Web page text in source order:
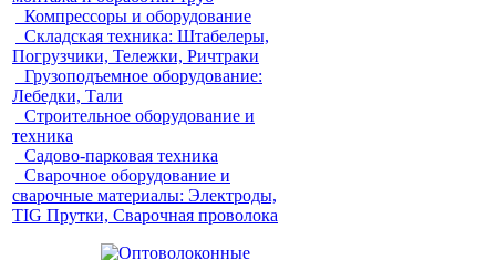
Компрессоры и оборудование
Складская техника: Штабелеры,
Погрузчики, Тележки, Ричтраки
Грузоподъемное оборудование:
Лебедки, Тали
Строительное оборудование и
техника
Садово-парковая техника
Сварочное оборудование и
сварочные материалы: Электроды,
TIG Прутки, Сварочная проволока